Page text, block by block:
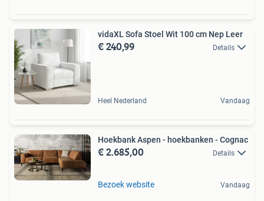
vidaXL Sofa Stoel Wit 100 cm Nep Leer
€ 240,99 Details
Heel Nederland Vandaag
Hoekbank Aspen - hoekbanken - Cognac
€ 2.685,00 Details
Bezoek website Vandaag